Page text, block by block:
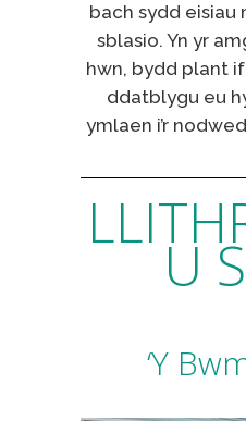
bach sydd eisiau
sblasio. Yn yr
hwn, bydd plant
ddatblygu eu
ymlaen i’r
U
‘Y